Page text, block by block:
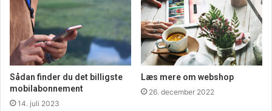
dag og find også reservedele til gode priser nu.
Sådan finder du det billigste
mobilabonnement
14. juli 2023
Læs mere om webshop
26. december 2022